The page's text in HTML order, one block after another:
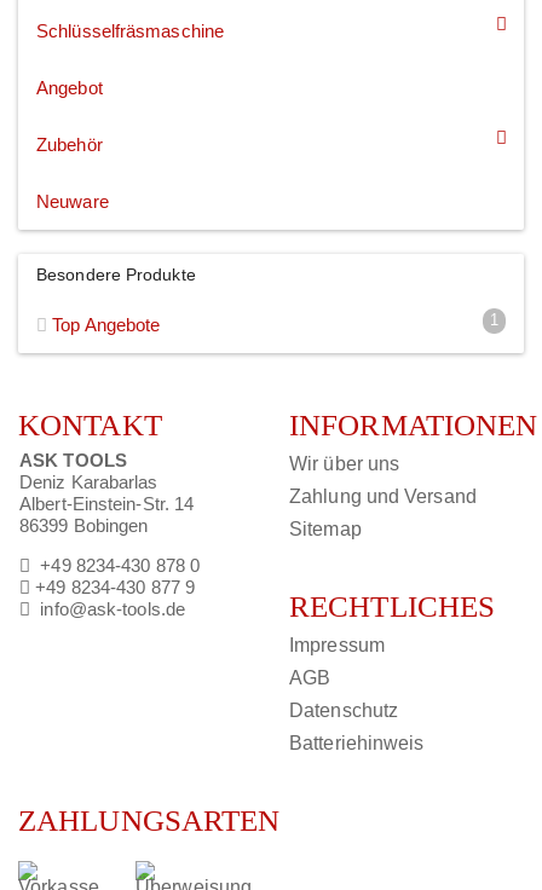
Schlüsselfräsmaschine
Angebot
Zubehör
Neuware
Besondere Produkte
1
Top Angebote
KONTAKT
ASK TOOLS
Deniz Karabarlas
Albert-Einstein-Str. 14
86399 Bobingen
+49 8234-430 878 0
+49 8234-430 877 9
info@ask-tools.de
INFORMATIONEN
Wir über uns
Zahlung und Versand
Sitemap
RECHTLICHES
Impressum
AGB
Datenschutz
Batteriehinweis
ZAHLUNGSARTEN